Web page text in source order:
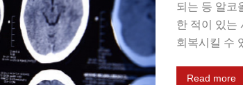
되는 등 알코
한 적이 있는
회복시킬 수
Read more